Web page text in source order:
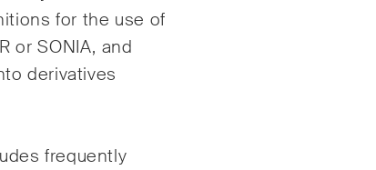
for the use of
or SONIA, and
derivatives
frequently
Insights
rechtliche